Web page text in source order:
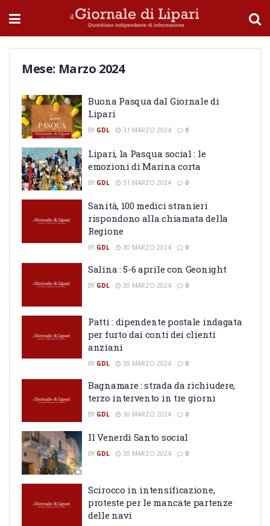
Mese: Marzo 2024
Buona Pasqua dal Giornale di
Lipari
BY GDL 31 MARZO 2024 0
Lipari, la Pasqua social : le
emozioni di Marina corta
BY GDL 31 MARZO 2024 0
Sanità, 100 medici stranieri
rispondono alla chiamata della
Regione
BY GDL 30 MARZO 2024 0
Salina : 5-6 aprile con Geonight
BY GDL 30 MARZO 2024 0
Patti : dipendente postale indagata
per furto dai conti dei clienti
anziani
BY GDL 30 MARZO 2024 0
Bagnamare : strada da richiudere,
terzo intervento in tre giorni
BY GDL 30 MARZO 2024 0
Il Venerdì Santo social
BY GDL 30 MARZO 2024 0
Scirocco in intensificazione,
proteste per le mancate partenze
delle navi